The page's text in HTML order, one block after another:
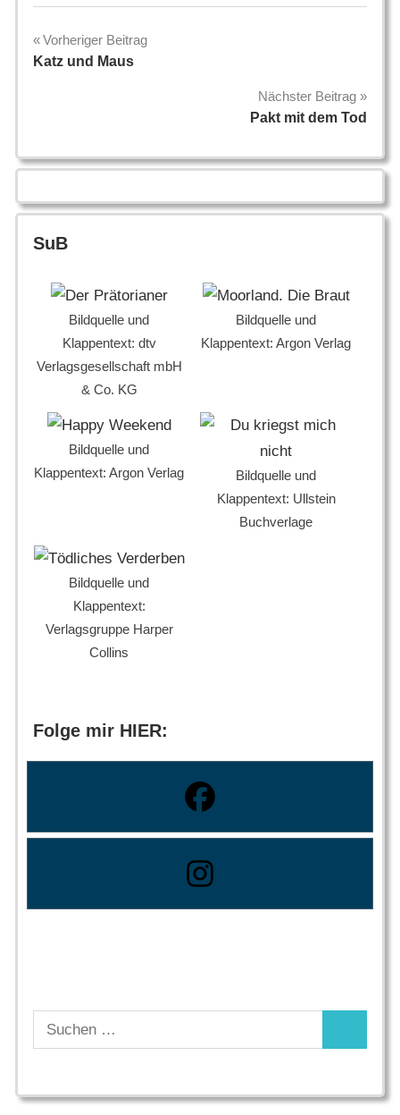
Beitragsnavigation
Vorheriger Beitrag
Katz und Maus
Nächster Beitrag
Pakt mit dem Tod
SuB
Bildquelle und
Klappentext: dtv
Verlagsgesellschaft mbH
& Co. KG
Bildquelle und
Klappentext: Argon Verlag
Bildquelle und
Klappentext: Argon Verlag
Bildquelle und
Klappentext: Ullstein
Buchverlage
Bildquelle und
Klappentext:
Verlagsgruppe Harper
Collins
Folge mir HIER:
Suchen
nach: